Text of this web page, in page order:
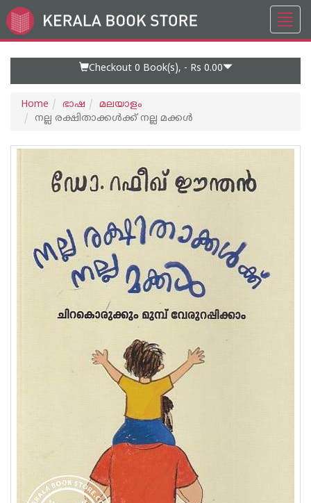
Go
to
Checkout 0 Book(s), - Rs 0.00
Home ഭാഷ
മലയാളം
നല്ല രക്ഷിതാക്കൾക്ക് നല്ല മക്കൾ